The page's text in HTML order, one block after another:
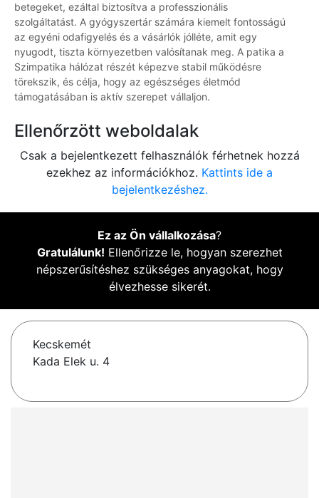
betegeket, ezáltal biztosítva a professzionális
szolgáltatást. A gyógyszertár számára kiemelt fontosságú
az egyéni odafigyelés és a vásárlók jólléte, amit egy
nyugodt, tiszta környezetben valósítanak meg. A patika a
Szimpatika hálózat részét képezve stabil működésre
törekszik, és célja, hogy az egészséges életmód
támogatásában is aktív szerepet vállaljon.
Ellenőrzött weboldalak
Csak a bejelentkezett felhasználók férhetnek hozzá
ezekhez az információkhoz. Kattints ide a
bejelentkezéshez.
Ez az Ön vállalkozása?
Gratulálunk! Ellenőrizze le, hogyan szerezhet
népszerűsítéshez szükséges anyagokat, hogy
élvezhesse sikerét.
Kecskemét
Kada Elek u. 4